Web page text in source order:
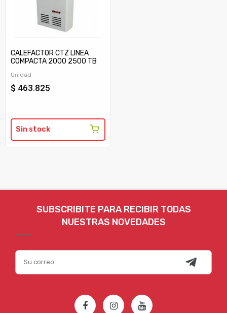
CALEFACTOR CTZ LINEA
COMPACTA 2000 2500 TB
Unidad
$ 463.825
Sin stock
SUBSCRIBITE PARA RECIBIR TODAS
NUESTRAS NOVEDADES